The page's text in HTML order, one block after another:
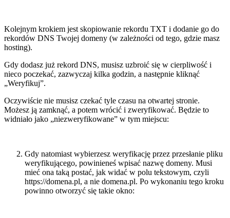
Kolejnym krokiem jest skopiowanie rekordu TXT i dodanie go do
rekordów DNS Twojej domeny (w zależności od tego, gdzie masz
hosting).
Gdy dodasz już rekord DNS, musisz uzbroić się w cierpliwość i
nieco poczekać, zazwyczaj kilka godzin, a następnie kliknąć
„Weryfikuj”.
Oczywiście nie musisz czekać tyle czasu na otwartej stronie.
Możesz ją zamknąć, a potem wrócić i zweryfikować. Będzie to
widniało jako „niezweryfikowane” w tym miejscu:
Gdy natomiast wybierzesz weryfikację przez przesłanie pliku
weryfikującego, powinieneś wpisać nazwę domeny. Musi
mieć ona taką postać, jak widać w polu tekstowym, czyli
https://domena.pl, a nie domena.pl. Po wykonaniu tego kroku
powinno otworzyć się takie okno: